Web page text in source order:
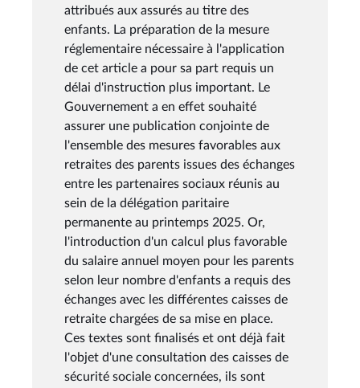
attribués aux assurés au titre des
enfants. La préparation de la mesure
réglementaire nécessaire à l'application
de cet article a pour sa part requis un
délai d'instruction plus important. Le
Gouvernement a en effet souhaité
assurer une publication conjointe de
l'ensemble des mesures favorables aux
retraites des parents issues des échanges
entre les partenaires sociaux réunis au
sein de la délégation paritaire
permanente au printemps 2025. Or,
l'introduction d'un calcul plus favorable
du salaire annuel moyen pour les parents
selon leur nombre d'enfants a requis des
échanges avec les différentes caisses de
retraite chargées de sa mise en place.
Ces textes sont finalisés et ont déjà fait
l'objet d'une consultation des caisses de
sécurité sociale concernées, ils sont